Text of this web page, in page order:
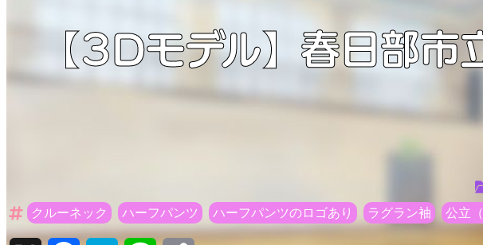
【3Dモデル】春日部
クルーネック
ハーフパンツ ハーフパンツのロゴあり ラグラン袖 公立